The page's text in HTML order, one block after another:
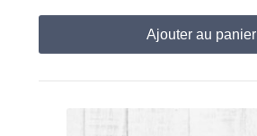
Ajouter au panier